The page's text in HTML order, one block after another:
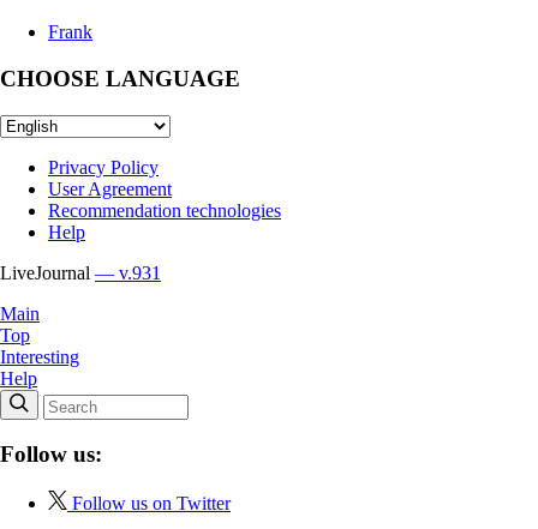
Frank
CHOOSE LANGUAGE
Privacy Policy
User Agreement
Recommendation technologies
Help
LiveJournal — v.931
Main
Top
Interesting
Help
Follow us:
Follow us on Twitter